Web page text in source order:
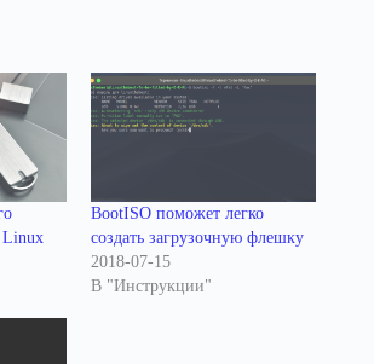
Linux
BootISO поможет легко
создать загрузочную флешку
2018-07-15
В "Инструкции"